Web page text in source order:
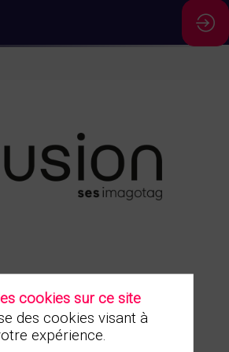
SES-imagotag et de
cookies sur ce site
des cookies visant à
expérience.